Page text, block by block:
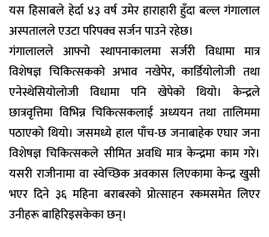
यस हिसाबले हेर्दा ४३ वर्ष उमेर हाराहारी हुँदा बल्ल गंगालाल
अस्पतालले एउटा परिपक्व सर्जन पाउने रहेछ।
गंगालालले आफ्नो स्थापनाकालमा सर्जरी विधामा मात्र
विशेषज्ञ चिकित्सकको अभाव नखेपेर, कार्डियोलोजी तथा
एनेस्थेसियोलोजी विधामा पनि खेपेको थियो। केन्द्रले
छात्रवृत्तिमा विभिन्न चिकित्सकलाई अध्ययन तथा तालिममा
पठाएको थियो। जसमध्ये हाल पाँच-छ जनाबाहेक एघार जना
विशेषज्ञ चिकित्सकले सीमित अवधि मात्र केन्द्रमा काम गरे।
यसरी राजीनामा वा स्वेच्छिक अवकास लिएकामा केन्द्र खुसी
भएर दिने ३६ महिना बराबरको प्रोत्साहन रकमसमेत लिएर
उनीहरू बाहिरिइसकेका छन्।